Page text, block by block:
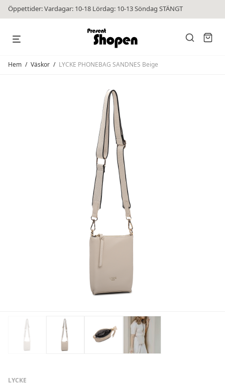
Öppettider: Vardagar: 10-18 Lördag: 10-13 Söndag STÄNGT
Hem / Väskor / LYCKE PHONEBAG SANDNES Beige
LYCKE